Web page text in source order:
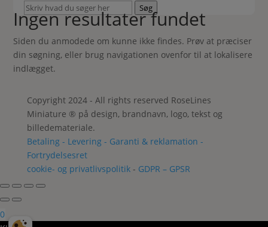
Skriv
hvad
søger
her
Søg
Ingen resultater fundet
Siden du anmodede om kunne ikke findes. Prøv at præciser
din søgning, eller brug navigationen ovenfor til at lokalisere
indlægget.
Copyright 2024 - All rights reserved RoseLines
Miniature ® på design, brandnavn, logo, tekst og
billedemateriale.
Betaling - Levering - Garanti & reklamation -
Fortrydelsesret
cookie- og privatlivspolitik- GDPR – GPSR
0